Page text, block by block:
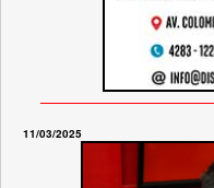
11/03/2025